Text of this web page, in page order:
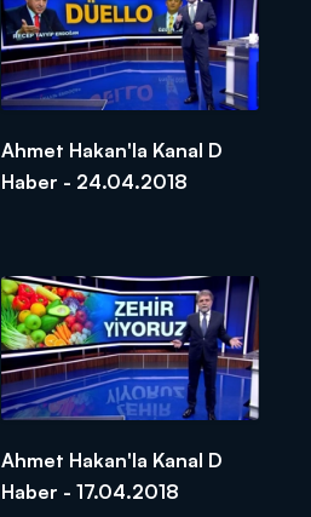
Ahmet Hakan'la Kanal D
Haber - 24.04.2018
Ahmet Hakan'la Kanal D
Haber - 17.04.2018